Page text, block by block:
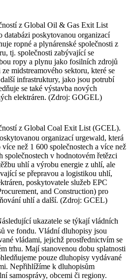
z Global Oil & Gas Exit List
databázi poskytovanou organizací
ropné a plynárenské společnosti z
tj. společnosti zabývající se
ropy a plynu jako fosilních zdrojů
midstreamového sektoru, které se
infrastruktury, jako jsou potrubí
se také výstavba nových
elektráren. (Zdroj: GOGEL)
z Global Coal Exit List (GCEL).
organizací urgewald, která
než 1 600 společnostech a více než
společnostech v hodnotovém řetězci
uhlí a výrobu energie z uhlí, ale
se přepravou a logistikou uhlí,
poskytovatele služeb EPC
and Construction) pro
uhlí a další. (Zdroj: GCEL)
ukazatele se týkají vládních
ve fondu. Vládní dluhopisy jsou
vládami, jejichž prostřednictvím se
trhu. Mají stanovenou dobu splatnosti
pouze dluhopisy vydávané
Nepřihlížíme k dluhopisům
samosprávy, obcemi či regiony.